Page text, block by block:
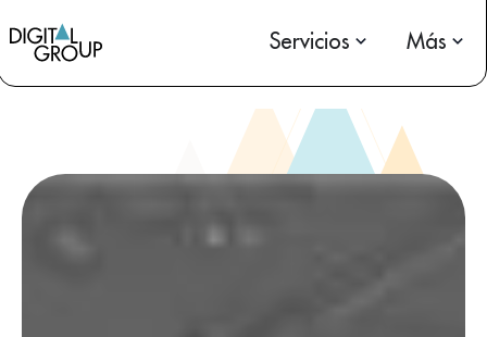
Servicios Más